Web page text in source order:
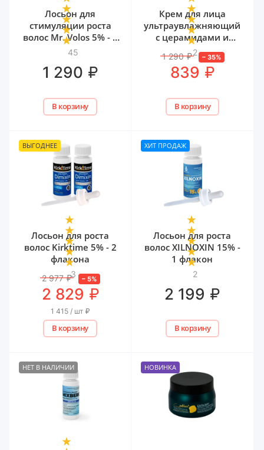
45
Лосьон для
стимуляции роста
волос Mr. Volos 5% - 1
флакон
1 290 ₽
В корзину
2
Крем для лица
ультраувлажняющий
с церамидами и
мочевиной Mr. Volos,
50 мл
1 290 ₽ – 35%
839 ₽
В корзину
ВЫГОДНЕЕ
3
Лосьон для роста
волос Kirktime 5% - 2
флакона
2 977 ₽ –5%
2 829 ₽
1 415 / шт ₽
В корзину
ХИТ ПРОДАЖ
2
Лосьон для роста
волос XILNOXIN 15% -
1 флакон
2 199 ₽
В корзину
НЕТ В НАЛИЧИИ НОВИНКА